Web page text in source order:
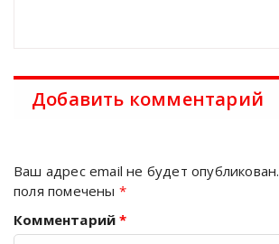
Добавить комментарий
Ваш адрес email не будет опубликован.
поля помечены *
Комментарий*